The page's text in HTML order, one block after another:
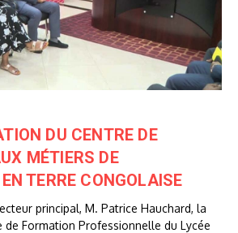
DU CENTRE DE
MÉTIERS DE
TERRE CONGOLAISE
principal, M. Patrice Hauchard, la
Formation Professionnelle du Lycée